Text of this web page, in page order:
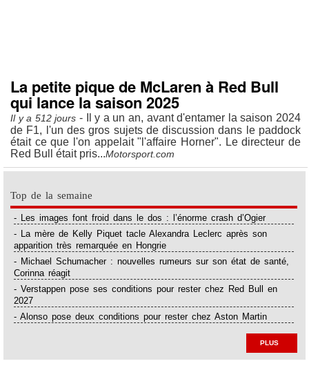
La petite pique de McLaren à Red Bull
qui lance la saison 2025
Il y a 512 jours - Il y a un an, avant d'entamer la saison 2024
de F1, l'un des gros sujets de discussion dans le paddock
était ce que l'on appelait "l'affaire Horner". Le directeur de
Red Bull était pris...Motorsport.com
Top de la semaine
- Les images font froid dans le dos : l’énorme crash d’Ogier
- La mère de Kelly Piquet tacle Alexandra Leclerc après son
apparition très remarquée en Hongrie
- Michael Schumacher : nouvelles rumeurs sur son état de santé,
Corinna réagit
- Verstappen pose ses conditions pour rester chez Red Bull en
2027
- Alonso pose deux conditions pour rester chez Aston Martin
PLUS